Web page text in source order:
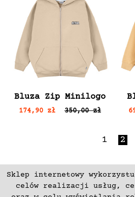
Sklep internetowy
celów realizacji usług,
Bluza Zip Minilogo
174,90 zł 350,00 zł
1 2